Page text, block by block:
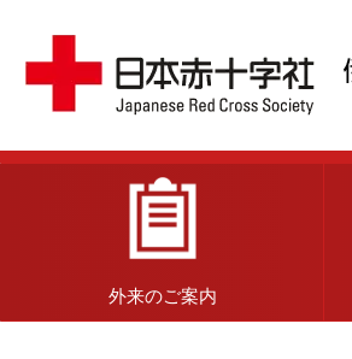
外来のご案内